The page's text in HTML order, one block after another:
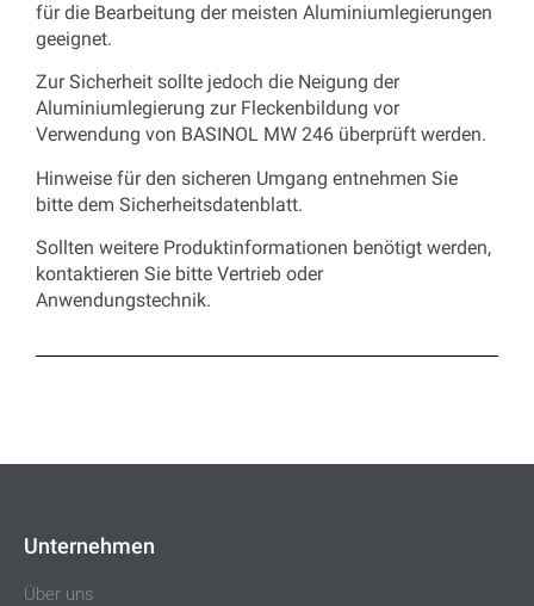
für die Bearbeitung der meisten Aluminiumlegierungen
geeignet.
Zur Sicherheit sollte jedoch die Neigung der
Aluminiumlegierung zur Fleckenbildung vor
Verwendung von BASINOL MW 246 überprüft werden.
Hinweise für den sicheren Umgang entnehmen Sie
bitte dem Sicherheitsdatenblatt.
Sollten weitere Produktinformationen benötigt werden,
kontaktieren Sie bitte Vertrieb oder
Anwendungstechnik.
Unternehmen
Über uns